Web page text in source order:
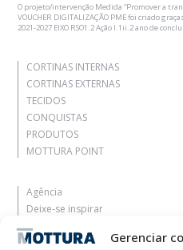
Gerenciar
O projeto/intervenção Medida “Promover a
VOUCHER DIGITALIZAÇÃO PME foi criado
2021-2027 EIXO RSO1.2 Ação I.1ii.2 ano de
CORTINAS INTERNAS
CORTINAS EXTERNAS
TECIDOS
CONQUISTAS
PRODUTOS
MOTTURA POINT
Agência
Deixe-se inspirar
Contatos
Trabalhe Conosco